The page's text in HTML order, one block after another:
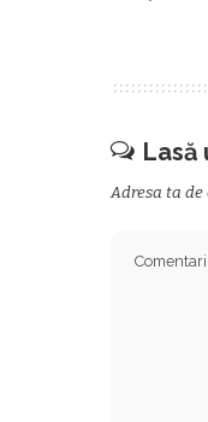
Lasă
Adresa ta